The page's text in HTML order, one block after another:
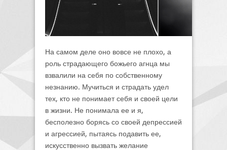
На самом деле оно вовсе не плохо, а
роль страдающего божьего агнца мы
взвалили на себя по собственному
незнанию. Мучиться и страдать удел
тех, кто не понимает себя и своей цели
в жизни. Не понимала ее и я,
бесполезно борясь со своей депрессией
и агрессией, пытаясь подавить ее,
искусственно вызвать желание